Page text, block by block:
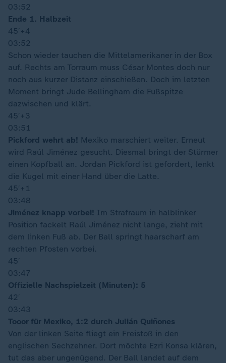
03:52
Ende 1. Halbzeit
45′ +4
03:52
Schon wieder tauchen die Mittelamerikaner in der Box
auf. Rechts am Torraum muss César Montes doch nur
noch aus kurzer Distanz einschießen. Doch im letzten
Moment bringt Jude Bellingham die Fußspitze
dazwischen und klärt.
45′ +3
03:51
Pickford wehrt ab! Mexiko marschiert weiter. Erneut
wird Raúl Jiménez gesucht. Diesmal bringt der Stürmer
einen Kopfball an. Jordan Pickford ist gefordert, lenkt
die Kugel mit einer Hand über die Latte.
45′ +1
03:48
Jiménez knapp vorbei! Im Strafraum in halblinker
Position fackelt Raúl Jiménez nicht lange, zieht mit
dem linken Fuß ab. Der Ball springt haarscharf am
rechten Pfosten vorbei.
45′
03:47
Offizielle Nachspielzeit (Minuten): 5
42′
03:43
Tooor für Mexiko, 1:2 durch Julián Quiñones
Von der linken Seite fliegt ein Freistoß in den
englischen Sechzehner. Dort möchte Ezri Konsa klären,
tut das aber ungenügend. Der Ball landet auf dem